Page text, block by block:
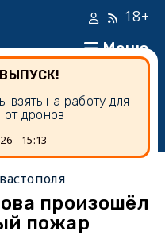
Меню
18+
взять на работу для
дронов
- 15:13
произошёл
пожар